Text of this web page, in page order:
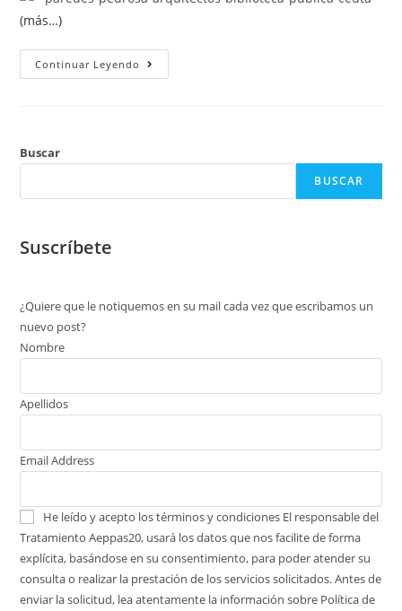
(más…)
Continuar Leyendo
Buscar
BUSCAR
Suscríbete
¿Quiere que le notiquemos en su mail cada vez que escribamos un
nuevo post?
Nombre
Apellidos
Email Address
He leído y acepto los términos y condiciones El responsable del
Tratamiento Aeppas20, usará los datos que nos facilite de forma
explícita, basándose en su consentimiento, para poder atender su
consulta o realizar la prestación de los servicios solicitados. Antes de
enviar la solicitud, lea atentamente la información sobre Política de